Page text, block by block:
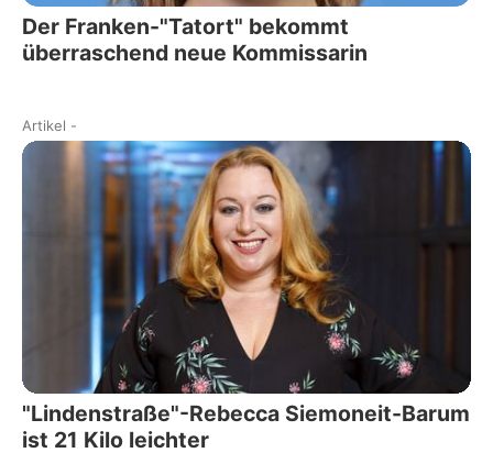
Der Franken-"Tatort" bekommt
überraschend neue Kommissarin
Artikel -
"Lindenstraße"-Rebecca Siemoneit-Barum
ist 21 Kilo leichter